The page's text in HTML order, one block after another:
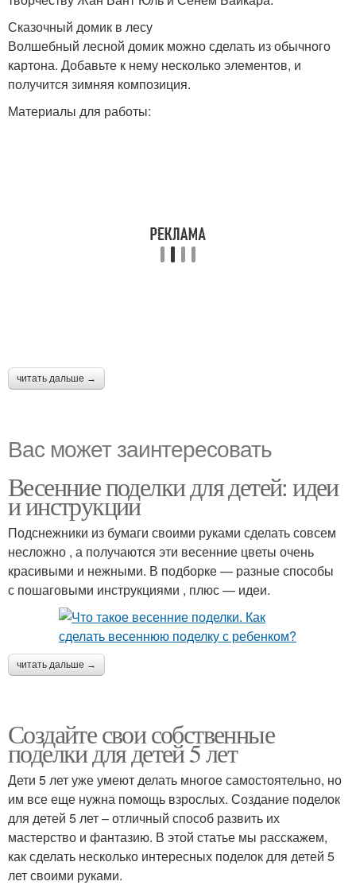
Сказочный домик в лесу
Волшебный лесной домик можно сделать из обычного
картона. Добавьте к нему несколько элементов, и
получится зимняя композиция.
Материалы для работы:
читать дальше →
Вас может заинтересовать
Весенние поделки для детей: идеи
и инструкции
Подснежники из бумаги своими руками сделать совсем
несложно , а получаются эти весенние цветы очень
красивыми и нежными. В подборке — разные способы
с пошаговыми инструкциями , плюс — идеи.
читать дальше →
Создайте свои собственные
поделки для детей 5 лет
Дети 5 лет уже умеют делать многое самостоятельно, но
им все еще нужна помощь взрослых. Создание поделок
для детей 5 лет – отличный способ развить их
мастерство и фантазию. В этой статье мы расскажем,
как сделать несколько интересных поделок для детей 5
лет своими руками.